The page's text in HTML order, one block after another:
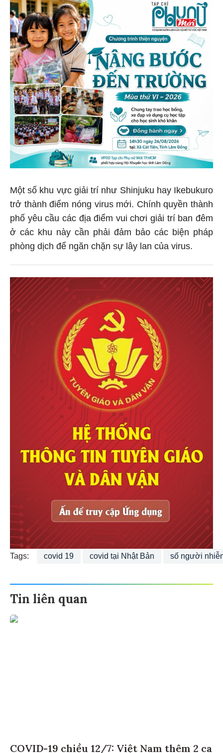
Một số khu vực giải trí như Shinjuku hay Ikebukuro
trở thành điểm nóng virus mới. Chính quyền thành
phố yêu cầu các địa điểm vui chơi giải trí ban đêm
ở các khu này cần phải đảm bảo các biện pháp
phòng dịch để ngăn chặn sự lây lan của virus.
Tags: covid 19 covid tại Nhật Bản số người
Tin liên quan
COVID-19 chiều 12/7: Việt Nam thêm 2 ca